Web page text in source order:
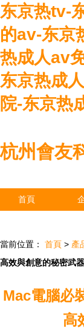
东京热tv-
的av-东京
热成人av
东京热成
院-东京热
杭州會友
首頁
當前位置： 首頁 > 產
高效與創意的秘密武器
Mac電腦必
高